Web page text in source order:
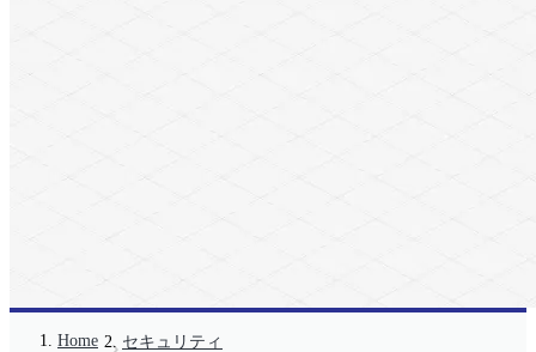
Home セキュリティ